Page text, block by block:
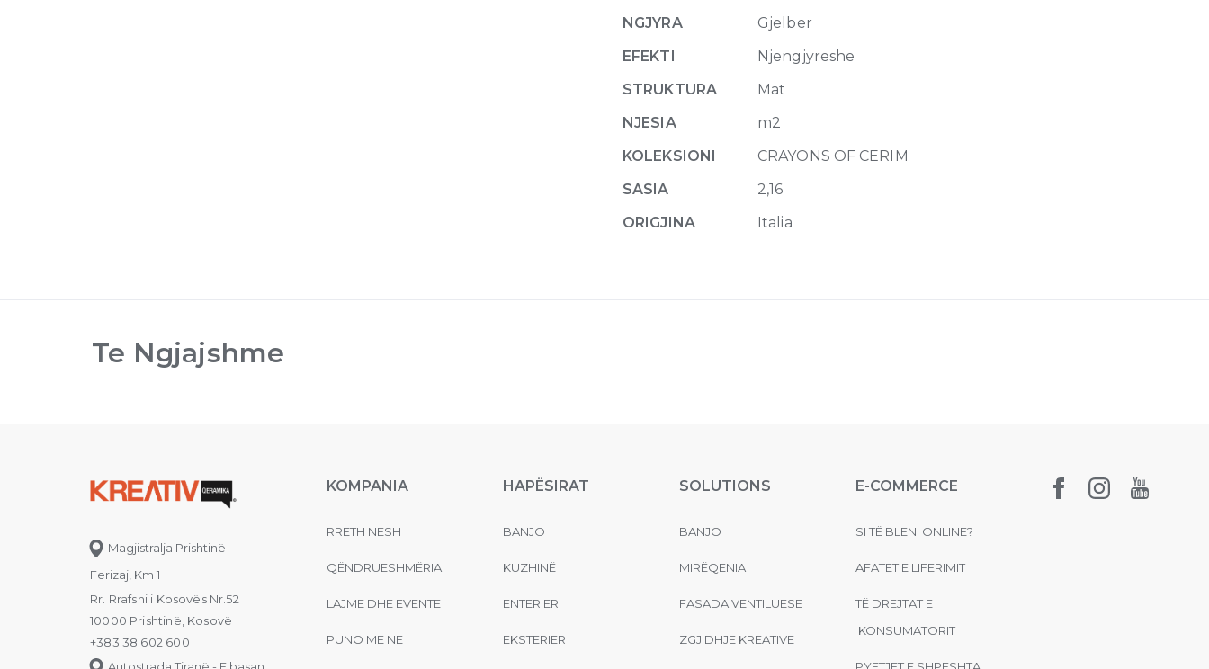
NGJYRA
Gjelber
EFEKTI
Njengjyreshe
STRUKTURA
Mat
NJESIA
m2
KOLEKSIONI
CRAYONS OF CERIM
SASIA
2,16
ORIGJINA
Italia
Te Ngjajshme
Magjistralja Prishtinë -
Ferizaj, Km 1
Rr. Rrafshi i Kosovës Nr.52
10000 Prishtinë, Kosovë
+383 38 602 600
KOMPANIA
RRETH NESH
QËNDRUESHMËRIA
LAJME DHE EVENTE
PUNO ME NE
HAPËSIRAT
BANJO
KUZHINË
ENTERIER
EKSTERIER
SOLUTIONS
BANJO
MIRËQENIA
FASADA VENTILUESE
ZGJIDHJE KREATIVE
E-COMMERCE
SI TË BLENI ONLINE?
AFATET E LIFERIMIT
TË DREJTAT E
KONSUMATORIT